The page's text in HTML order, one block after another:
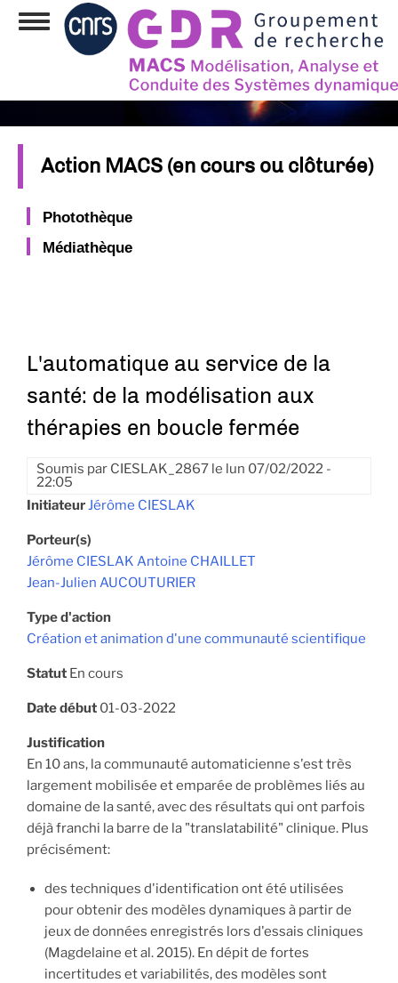
Aller
Toggle
navigation
Action MACS (en cours ou clôturée)
Photothèque
Médiathèque
L'automatique au service de la
santé: de la modélisation aux
thérapies en boucle fermée
Soumis par CIESLAK_2867 le lun 07/02/2022 -
22:05
InitiateurJérôme CIESLAK
Porteur(s)
Jérôme CIESLAK Antoine CHAILLET
Jean-Julien AUCOUTURIER
Type d'action
Création et animation d'une communauté scientifique
Statut En cours
Date début 01-03-2022
Justification
En 10 ans, la communauté automaticienne s'est très
largement mobilisée et emparée de problèmes liés au
domaine de la santé, avec des résultats qui ont parfois
déjà franchi la barre de la "translatabilité" clinique. Plus
précisément:
des techniques d'identification ont été utilisées
pour obtenir des modèles dynamiques à partir de
jeux de données enregistrés lors d'essais cliniques
(Magdelaine et al. 2015). En dépit de fortes
incertitudes et variabilités, des modèles sont